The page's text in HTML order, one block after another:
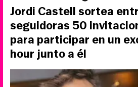
Jordi Castell sortea
seguidoras 50
para participar en un
hour junto a él